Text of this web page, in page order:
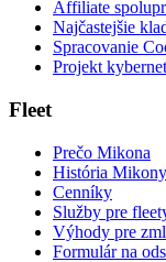
Affiliate
Najčastejšie
Spracovanie
Projekt
Fleet
Prečo Mikona
História Mikony
Cenníky
Služby pre
Výhody pre
Formulár na